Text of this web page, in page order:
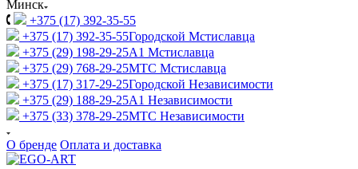
Минск
+375 (17) 392-35-55
+375 (17) 392-35-55Городской Мстиславца
+375 (29) 198-29-25A1 Мстиславца
+375 (29) 768-29-25МТС Мстиславца
+375 (17) 317-29-25Городской Независимости
+375 (29) 188-29-25A1 Независимости
+375 (33) 378-29-25МТС Независимости
О бренде Оплата и доставка